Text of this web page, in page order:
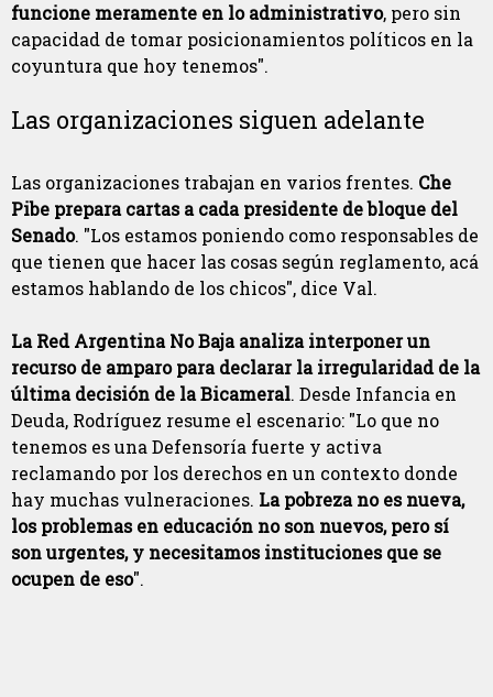
funcione meramente en lo administrativo, pero sin
capacidad de tomar posicionamientos políticos en la
coyuntura que hoy tenemos".
Las organizaciones siguen adelante
Las organizaciones trabajan en varios frentes. Che
Pibe prepara cartas a cada presidente de bloque del
Senado. "Los estamos poniendo como responsables de
que tienen que hacer las cosas según reglamento, acá
estamos hablando de los chicos", dice Val.
La Red Argentina No Baja analiza interponer un
recurso de amparo para declarar la irregularidad de la
última decisión de la Bicameral. Desde Infancia en
Deuda, Rodríguez resume el escenario: "Lo que no
tenemos es una Defensoría fuerte y activa
reclamando por los derechos en un contexto donde
hay muchas vulneraciones. La pobreza no es nueva,
los problemas en educación no son nuevos, pero sí
son urgentes, y necesitamos instituciones que se
ocupen de eso".